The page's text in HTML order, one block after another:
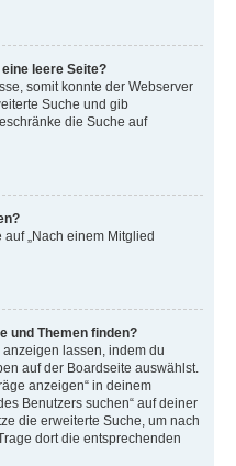
leere Seite?
somit konnte der Webserver
Suche und gib
die Suche auf
„Nach einem Mitglied
und Themen finden?
lassen, indem du
auf der Boardseite auswählst.
anzeigen“ in deinem
Benutzers suchen“ auf deiner
die erweiterte Suche, um nach
dort die entsprechenden